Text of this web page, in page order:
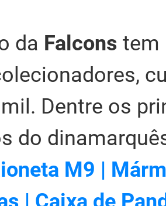
da Falcons tem
Dentre os
do
M9 |